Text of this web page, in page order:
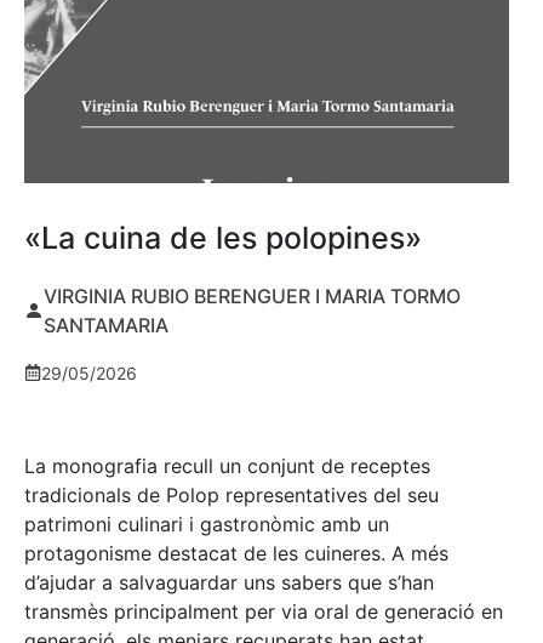
«La cuina de les polopines»
VIRGINIA RUBIO BERENGUER I MARIA TORMO
SANTAMARIA
29/05/2026
La monografia recull un conjunt de receptes
tradicionals de Polop representatives del seu
patrimoni culinari i gastronòmic amb un
protagonisme destacat de les cuineres. A més
d’ajudar a salvaguardar uns sabers que s’han
transmès principalment per via oral de generació en